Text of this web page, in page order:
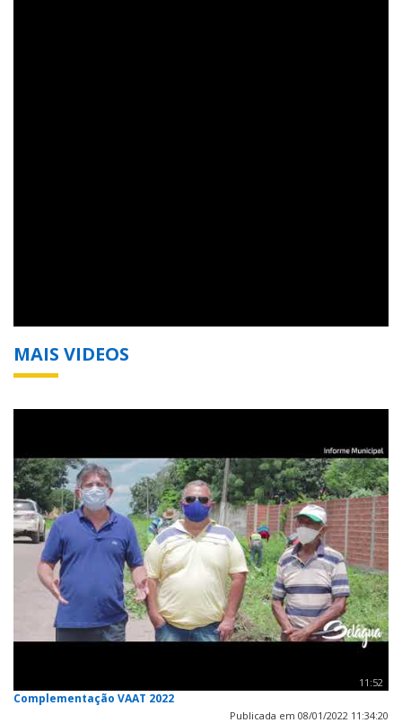
MAIS VIDEOS
11:52
Complementação VAAT 2022
Publicada em 08/01/2022 11:34:20